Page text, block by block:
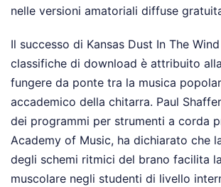
nelle versioni amatoriali diffuse
Il successo di Kansas Dust In The
classifiche di download è attribuito
fungere da ponte tra la musica
accademico della chitarra. Paul
dei programmi per strumenti a corda
Academy of Music, ha dichiarato che
degli schemi ritmici del brano facilita
muscolare negli studenti di livello